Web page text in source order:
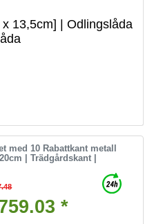
13,5cm] | Odlingslåda
med 10 Rabattkant metall
| Trädgårdskant |
*